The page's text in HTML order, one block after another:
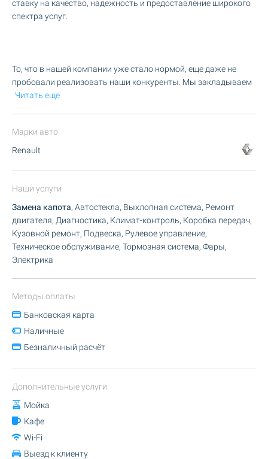
ставку на качество, надежность и предоставление широкого
спектра услуг.
То, что в нашей компании уже стало нормой, еще даже не
пробовали реализовать наши конкуренты. Мы закладываем
Читать еще
Марки авто
Renault
Наши услуги
Замена капота, Автостекла, Выхлопная система, Ремонт
двигателя, Диагностика, Климат-контроль, Коробка передач,
Кузовной ремонт, Подвеска, Рулевое управление,
Техническое обслуживание, Тормозная система, Фары,
Электрика
Методы оплаты
Банковская карта
Наличные
Безналичный расчёт
Дополнительные услуги
Мойка
Кафе
Wi-Fi
Выезд к клиенту